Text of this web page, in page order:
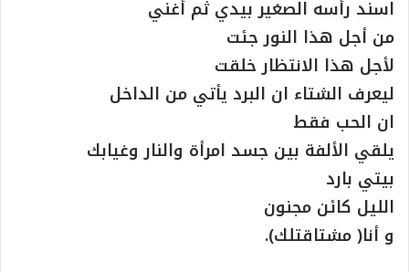
اسند رأسه الصغير بيدي ثم أغني
من أجل هذا النور جئت
لأجل هذا الانتظار خلقت
ليعرف الشتاء ان البرد يأتي من الداخل
ان الحب فقط
يلقي الألفة بين جسد امرأة والنار وغيابك
بيتي بارد
الليل كائن مجنون
و أنا( مشتاقتلك).